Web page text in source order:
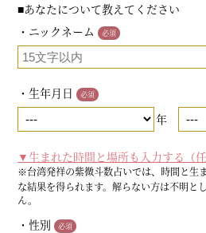
■あなたについて教えてください
・ニックネーム
必須
・生年月日 必須
年
▼生まれた時間と場所も入力する（
※台湾発祥の紫微斗数占いでは、時間と生
な結果を得られます。解らない方は不明と
ん。
・性別 必須